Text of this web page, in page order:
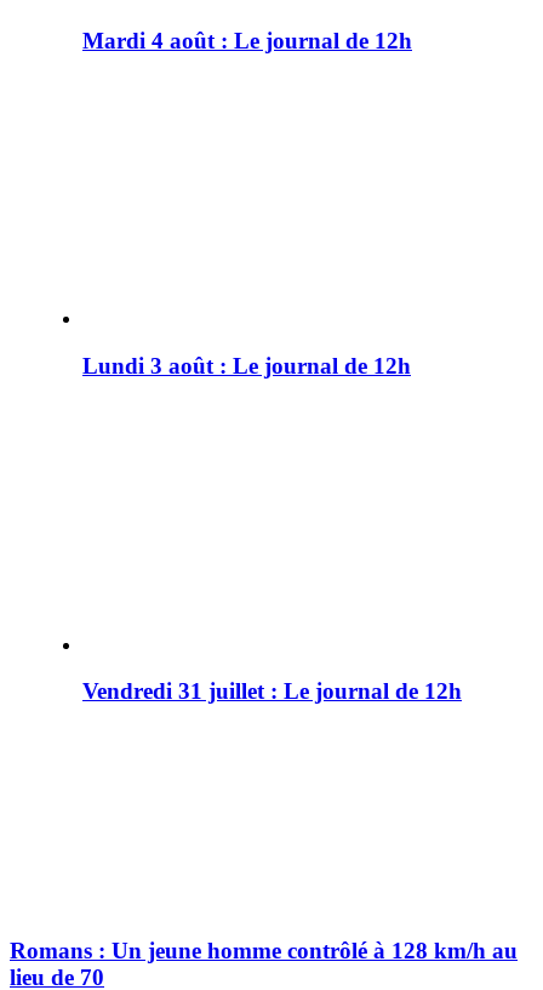
Mardi 4 août : Le journal de 12h
Lundi 3 août : Le journal de 12h
Vendredi 31 juillet : Le journal de 12h
Romans : Un jeune homme contrôlé à 128 km/h au
lieu de 70